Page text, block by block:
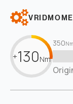
+130Nm
350Nm